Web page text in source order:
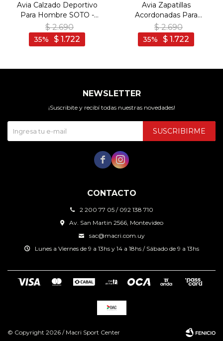
Avia Calzado Deportivo
Para Hombre SOTO -
BLACK/WHITE - Negro-
Blanco
$ 2.690
$ 1.722
35
Avia Zapatillas
Acordonadas Para
Hombre Evan - Black -
Negro-Negro
$ 2.690
$ 1.722
35
CONTACTO
2 200 77 05 / 092 138 710
Av. San Martin 2566, Montevideo
sac@macri.com.uy
Lunes a Viernes de 9 a 13hs y 14 a 18hs / Sábado de 9 a 13hs
NEWSLETTER
¡Suscribite y recibí todas nuestras novedades!
SUSCRIBIRME
 
© Copyright 2026 / Macri Sport Center